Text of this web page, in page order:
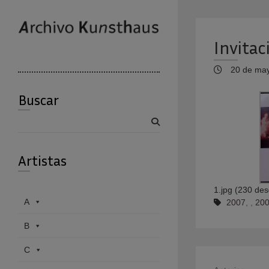
20 de
1.jpg (230
2007
Buscar
Artistas
A
B
C